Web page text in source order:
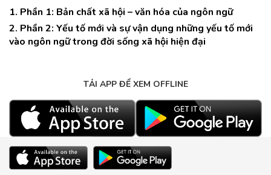
1. Phần 1: Bản chất xã hội – văn hóa của ngôn ngữ
2. Phần 2: Yếu tố mới và sự vận dụng những yếu tố mới
vào ngôn ngữ trong đời sống xã hội hiện đại
TẢI APP ĐỂ XEM OFFLINE